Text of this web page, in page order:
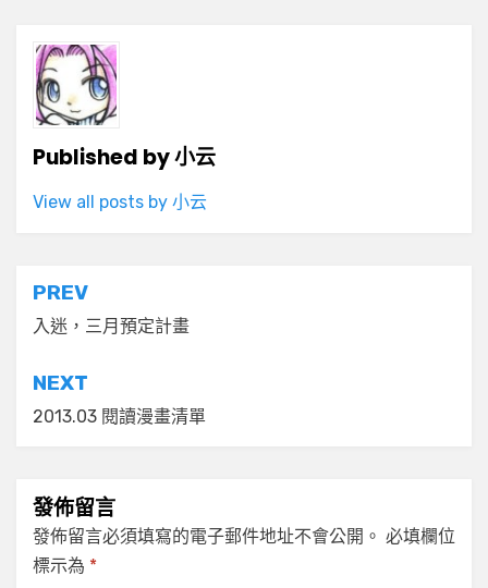
Published by小云
View all posts by 小云
文
章
導
覽
PREV
入迷，三月預定計畫
NEXT
2013.03 閱讀漫畫清單
發佈留言
發佈留言必須填寫的電子郵件地址不會公開。 必填欄位
標示為 *